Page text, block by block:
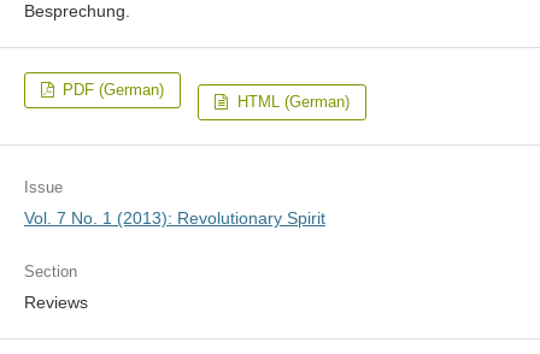
Besprechung.
PDF (German)
HTML (German)
Issue
Vol. 7 No. 1 (2013): Revolutionary Spirit
Section
Reviews